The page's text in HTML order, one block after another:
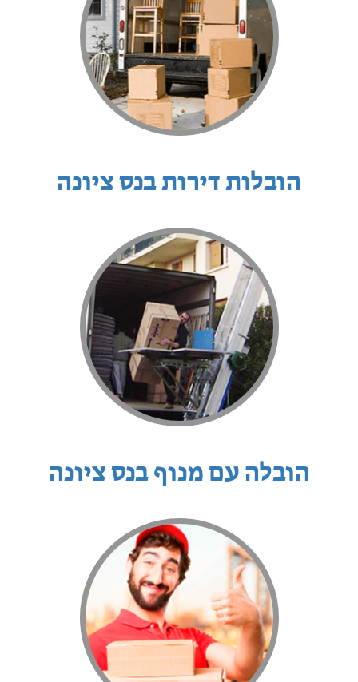
הובלות דירות בנס ציונה
הובלה עם מנוף בנס ציונה